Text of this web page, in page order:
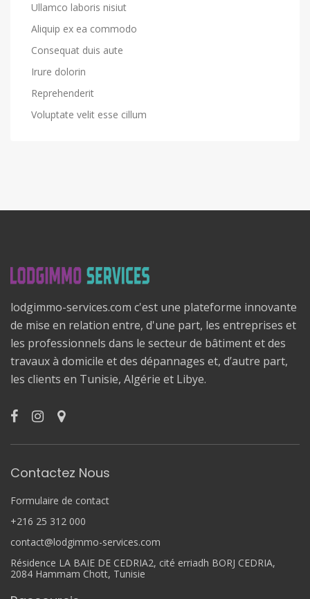
Ullamco laboris nisiut
Aliquip ex ea commodo
Consequat duis aute
Irure dolorin
Reprehenderit
Voluptate velit esse cillum
lodgimmo-services.com c'est une plateforme innovante
de mise en relation entre, d'une part, les entreprises et
les professionnels dans le secteur de bâtiment et des
travaux à domicile et des dépannages et, d’autre part,
les clients en Tunisie, Algérie et Libye.
Contactez Nous
Formulaire de contact
+216 25 312 000
contact@lodgimmo-services.com
Résidence LA BAIE DE CEDRIA2, cité erriadh BORJ CEDRIA,
2084 Hammam Chott, Tunisie